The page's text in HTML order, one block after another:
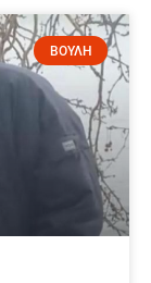
ΒΟΥΛΗ